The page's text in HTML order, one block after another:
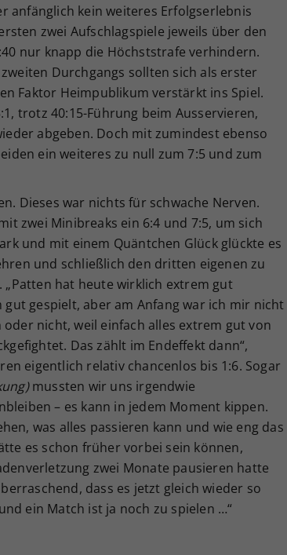
anfänglich kein weiteres Erfolgserlebnis
zwei Aufschlagspiele jeweils über den
nur knapp die Höchststrafe verhindern.
Durchgangs sollten sich als erster
Faktor Heimpublikum verstärkt ins Spiel.
trotz 40:15-Führung beim Ausservieren,
abgeben. Doch mit zumindest ebenso
ein weiteres zu null zum 7:5 und zum
Dieses war nichts für schwache Nerven.
zwei Minibreaks ein 6:4 und 7:5, um sich
und mit einem Quäntchen Glück glückte es
und schließlich den dritten eigenen zu
hat heute wirklich extrem gut
gespielt, aber am Anfang war ich mir nicht
nicht, weil einfach alles extrem gut von
Das zählt im Endeffekt dann“,
eigentlich relativ chancenlos bis 1:6. Sogar
mussten wir uns irgendwie
– es kann in jedem Moment kippen.
was alles passieren kann und wie eng das
es schon früher vorbei sein können,
zwei Monate pausieren hatte
dass es jetzt gleich wieder so
ein Match ist ja noch zu spielen …“